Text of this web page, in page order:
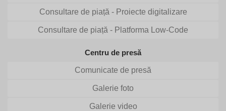
Consultare de piață - Proiecte digitalizare
Consultare de piață - Platforma Low-Code
Centru de presă
Comunicate de presă
Galerie foto
Galerie video